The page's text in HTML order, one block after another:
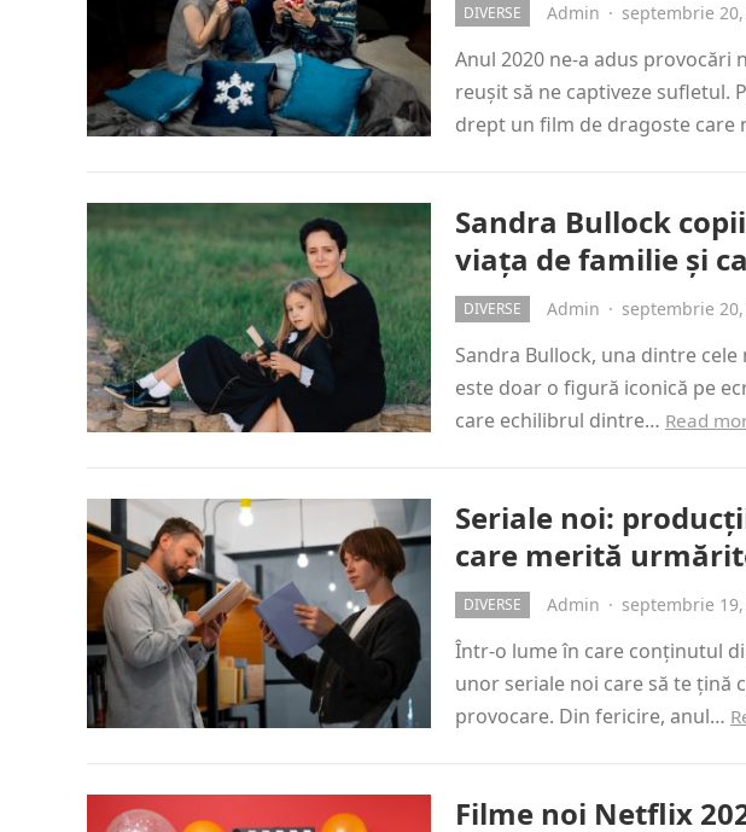
DIVERSE Admin · septembrie
Anul 2020 ne-a adus provocări
reușit să ne captiveze sufletul.
drept un film de dragoste care
Sandra Bullock
viața de familie și
DIVERSE Admin · septembrie
Sandra Bullock, una dintre
este doar o figură iconică pe
care echilibrul dintre… Read
Seriale noi:
care merită
DIVERSE Admin · septembrie
Într-o lume în care conținutul
unor seriale noi care să te țină
provocare. Din fericire, anul…
Filme noi Netflix